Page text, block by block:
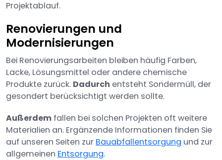
Projektablauf.
Renovierungen und
Modernisierungen
Bei Renovierungsarbeiten bleiben häufig Farben,
Lacke, Lösungsmittel oder andere chemische
Produkte zurück. Dadurch entsteht Sondermüll, der
gesondert berücksichtigt werden sollte.
Außerdem fallen bei solchen Projekten oft weitere
Materialien an. Ergänzende Informationen finden Sie
auf unseren Seiten zur Bauabfallentsorgung und zur
allgemeinen Entsorgung.